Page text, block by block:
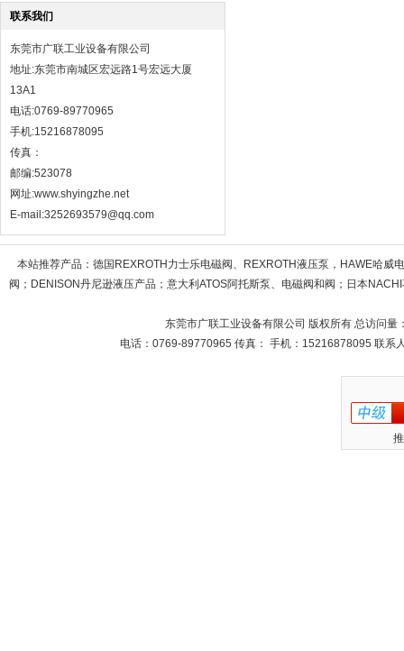
联系我们
东莞市广联工业设备有限公司
地址:东莞市南城区宏远路1号宏远大厦
13A1
电话:0769-89770965
手机:15216878095
传真：
邮编:523078
网址:www.shyingzhe.net
E-mail:3252693579@qq.com
本站推荐产品： 德国REXROTH力士乐电磁阀、REXROTH液压泵，HAWE哈威
阀；DENISON丹尼逊液压产品；意大利ATOS阿托斯泵、电磁阀和阀；日本
东莞市广联工业设备有限公司 版权所有 总访问量
电话：0769-89770965 传真： 手机：15216878095 联系